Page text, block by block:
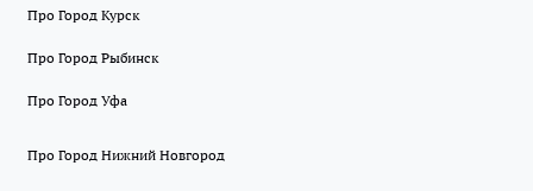
Про Город Курск
Про Город Рыбинск
Про Город Уфа
Про Город Нижний Новгород